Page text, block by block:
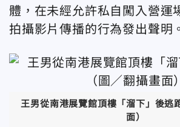
體，在未經允許私自闖入營運
拍攝影片傳播的行為發出聲明。
王男從南港展覽館頂樓「溜下」後逃
面）